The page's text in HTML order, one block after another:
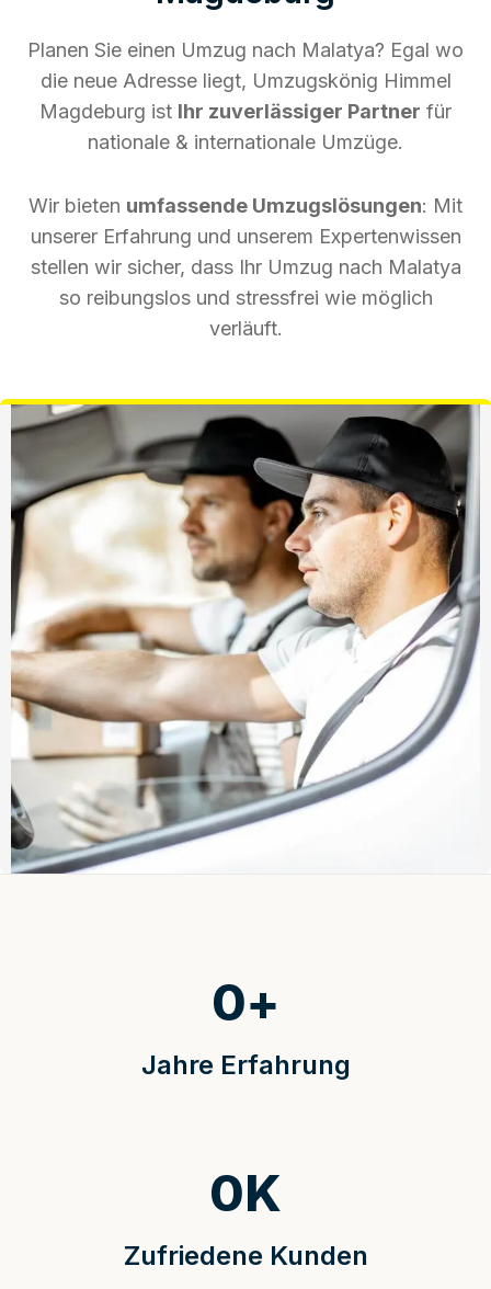
Planen Sie einen Umzug nach Malatya? Egal wo
die neue Adresse liegt, Umzugskönig Himmel
Magdeburg ist Ihr zuverlässiger Partner für
nationale & internationale Umzüge.
Wir bieten umfassende Umzugslösungen: Mit
unserer Erfahrung und unserem Expertenwissen
stellen wir sicher, dass Ihr Umzug nach Malatya
so reibungslos und stressfrei wie möglich
verläuft.
Jahre Erfahrung
0+
Zufriedene Kunden
0K